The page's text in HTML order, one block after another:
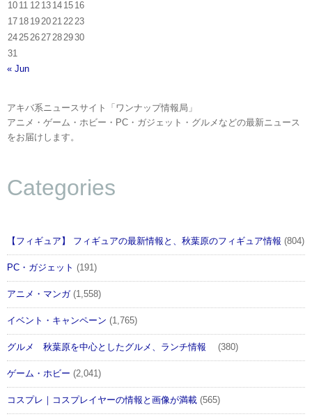
10 11 12 13 14 15 16
17 18 1920212223
24252627282930
31
« Jun
アキバ系ニュースサイト「ワンナップ情報局」
アニメ・ゲーム・ホビー・PC・ガジェット・グルメなどの最新ニュース
をお届けします。
Categories
【フィギュア】 フィギュアの最新情報と、秋葉原のフィギュア情報 (804)
PC・ガジェット (191)
アニメ・マンガ(1,558)
イベント・キャンペーン (1,765)
グルメ 秋葉原を中心としたグルメ、ランチ情報 (380)
ゲーム・ホビー (2,041)
コスプレ｜コスプレイヤーの情報と画像が満載 (565)